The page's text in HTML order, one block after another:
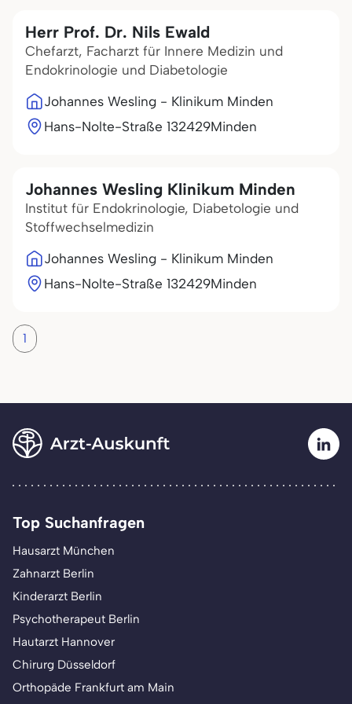
Herr Prof. Dr. Nils Ewald
Chefarzt, Facharzt für Innere Medizin und
Endokrinologie und Diabetologie
Johannes Wesling - Klinikum Minden
Hans-Nolte-Straße 132429Minden
Johannes Wesling Klinikum Minden
Institut für Endokrinologie, Diabetologie und
Stoffwechselmedizin
Johannes Wesling - Klinikum Minden
Hans-Nolte-Straße 132429Minden
1
Top Suchanfragen
Hausarzt München
Zahnarzt Berlin
Kinderarzt Berlin
Psychotherapeut Berlin
Hautarzt Hannover
Chirurg Düsseldorf
Orthopäde Frankfurt am Main